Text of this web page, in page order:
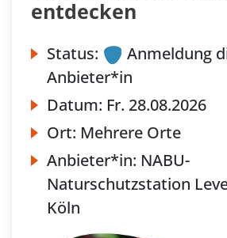
entdecken
Status:
Anmeldung
Anbieter*in
Datum: Fr. 28.08.2026
Ort: Mehrere Orte
Anbieter*in: NABU-
Naturschutzstation
Köln